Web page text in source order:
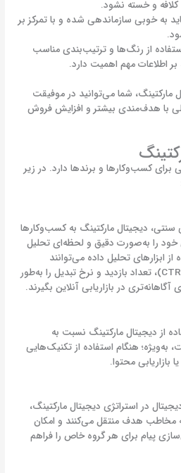
کلافه و خسته نشود.
به خوبی سازماندهی شده و با تمرکز بر
از رنگ‌ها و ترتیب‌بندی مناسب
اطلاعات مهم اهمیت دارد.
مارکتینگ، شما می‌توانید در موفیقت
با هدف‌مندی بیشتر و افزایش فروش
برای کسب‌و‌کارها و برندها دارد. در زیر
سنتی، دیجیتال مارکتینگ به کسب‌وکارها
را به‌صورت دقیق و لحظه‌ای تحلیل
از ابزارهای تحلیل داده می‌توانند
شاخص‌هایی مانند نرخ کلیک (CTR)، تعداد بازدید و نرخ تبدیل را به‌طور
در بازاریابی آنلاین بگیرند.
از دیجیتال مارکتینگ نسبت به
هنگام استفاده از تکنیک‌هایی
بازاریابی محتوا.
در استراتژی دیجیتال مارکتینگ،
مخاطب هدف منتقل می‌کنند و امکان
پیام برای هر گروه خاص را فراهم